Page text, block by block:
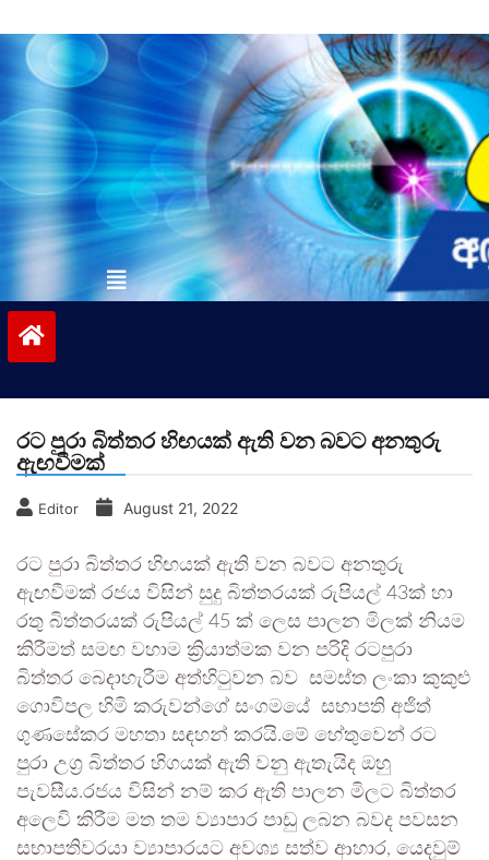
to
contentvinivida.lk
රට පුරා බිත්තර හිඟයක් ඇති වන බවට අනතුරු
ඇඟවීමක්
Editor August 21, 2022
රට පුරා බිත්තර හිඟයක් ඇති වන බවට අනතුරු
ඇඟවීමක් රජය විසින් සුදු බිත්තරයක් රුපියල් 43ක් හා
රතු බිත්තරයක් රුපියල් 45 ක් ලෙස පාලන මිලක් නියම
කිරීමත් සමඟ වහාම ක්‍රියාත්මක වන පරිදි රටපුරා
බිත්තර බෙදාහැරීම අත්හිටුවන බව සමස්ත ලංකා කුකුළු
ගොවිපල හිමි කරුවන්ගේ සංගමයේ සභාපති අජිත්
ගුණසේකර මහතා සඳහන් කරයි.මේ හේතුවෙන් රට
පුරා උග‍්‍ර බිත්තර හිගයක් ඇති වනු ඇතැයිද ඔහු
පැවසීය.රජය විසින් නම් කර ඇති පාලන මිලට බිත්තර
අලෙවි කිරීම මත තම ව්‍යාපාර පාඩු ලබන බවද පවසන
සභාපතිවරයා ව්‍යාපාරයට අවශ්‍ය සත්ව ආහාර, යෙදවුම්